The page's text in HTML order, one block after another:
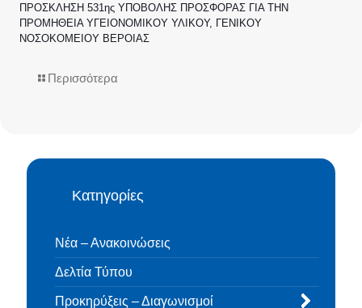
ΠΡΟΣΚΛΗΣΗ 531ης ΥΠΟΒΟΛΗΣ ΠΡΟΣΦΟΡΑΣ ΓΙΑ ΤΗΝ
ΠΡΟΜΗΘΕΙΑ ΥΓΕΙΟΝΟΜΙΚΟΥ ΥΛΙΚΟΥ, ΓΕΝΙΚΟΥ
ΝΟΣΟΚΟΜΕΙΟΥ ΒΕΡΟΙΑΣ
Περισσότερα
Κατηγορίες
Νέα – Ανακοινώσεις
Δελτία Τύπου
Προκηρύξεις – Διαγωνισμοί